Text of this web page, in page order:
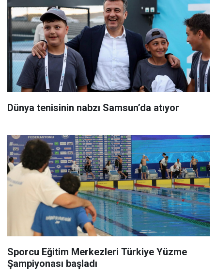
Dünya tenisinin nabzı Samsun’da atıyor
Sporcu Eğitim Merkezleri Türkiye Yüzme
Şampiyonası başladı